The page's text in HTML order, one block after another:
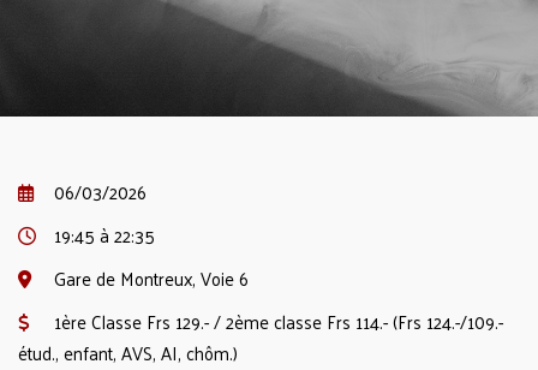
06/03/2026
19:45 à 22:35
Gare de Montreux, Voie 6
1ère Classe Frs 129.- / 2ème classe Frs 114.- (Frs 124.-/109.-
étud., enfant, AVS, AI, chôm.)